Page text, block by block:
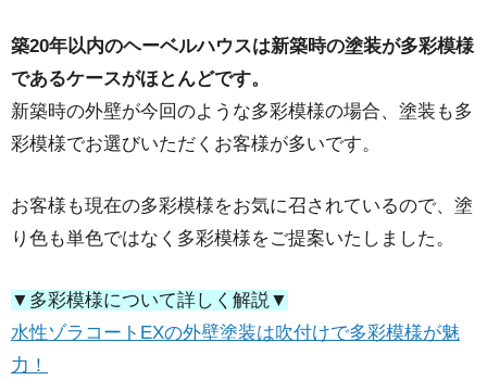
築20年以内のヘーベルハウスは新築時の塗装が多彩模様
であるケースがほとんどです。
新築時の外壁が今回のような多彩模様の場合、塗装も多
彩模様でお選びいただくお客様が多いです。
お客様も現在の多彩模様をお気に召されているので、塗
り色も単色ではなく多彩模様をご提案いたしました。
▼多彩模様について詳しく解説▼
水性ゾラコートEXの外壁塗装は吹付けで多彩模様が魅
力！